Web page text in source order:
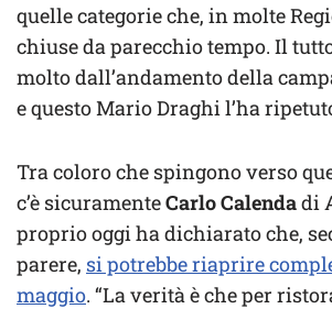
quelle categorie che, in molte
chiuse da parecchio tempo. Il
molto dall’andamento della
e questo Mario Draghi l’ha
Tra coloro che spingono verso
c’è sicuramenteCarlo Calendadi
proprio oggi ha dichiarato che,
parere, si potrebbe riaprire
maggio. “La verità è che per